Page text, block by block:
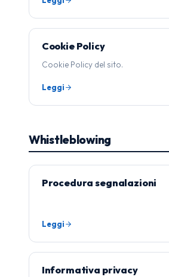
Cookie Policy
Cookie Policy del sito.
Leggi
Whistleblowing
Procedura segnalazioni
Leggi
Informativa privacy